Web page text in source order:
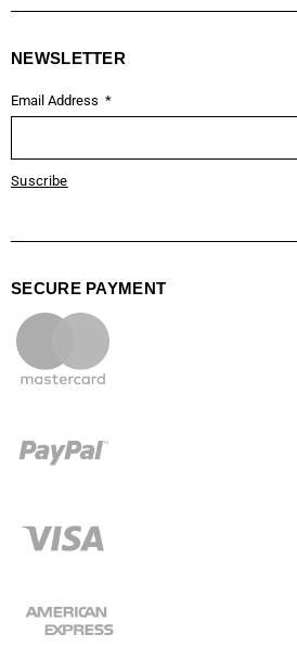
NEWSLETTER
Email Address
Suscribe
SECURE PAYMENT